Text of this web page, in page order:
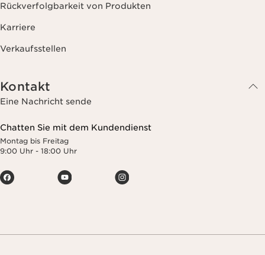
Rückverfolgbarkeit von Produkten
Karriere
Verkaufsstellen
Kontakt
Eine Nachricht sende
Chatten Sie mit dem Kundendienst
Montag bis Freitag
9:00 Uhr - 18:00 Uhr